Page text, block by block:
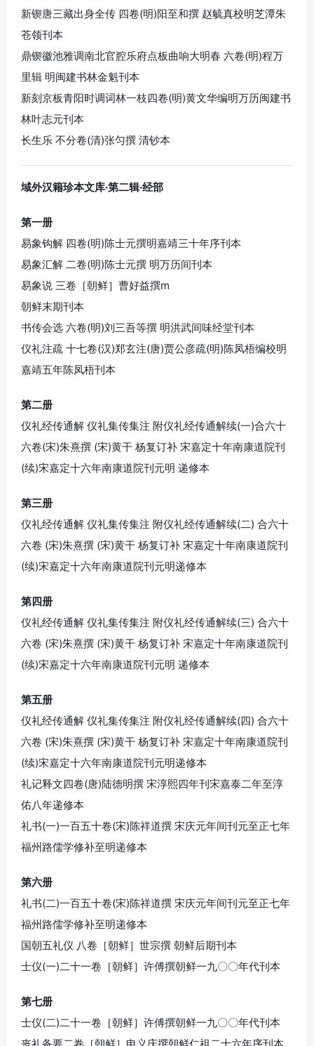
新锲唐三藏出身全传 四卷(明)阳至和撰 赵毓真校明芝潭朱
苍领刊本
鼎锲徽池雅调南北官腔乐府点板曲响大明春 六卷(明)程万
里辑 明闽建书林金魁刊本
新刻京板青阳时调词林一枝四卷(明)黄文华编明万历闽建书
林叶志元刊本
长生乐 不分卷(清)张匀撰 清钞本
域外汉籍珍本文库·第二辑·经部
第一册
易象钩解 四卷(明)陈士元撰明嘉靖三十年序刊本
易象汇解 二卷(明)陈士元撰 明万历间刊本
易象说 三卷［朝鲜］曹好益撰m
朝鲜末期刊本
书传会选 六卷(明)刘三吾等撰 明洪武间味经堂刊本
仪礼注疏 十七卷(汉)郑玄注(唐)贾公彦疏(明)陈凤梧编校明
嘉靖五年陈凤梧刊本
第二册
仪礼经传通解 仪礼集传集注 附仪礼经传通解续(一)合六十
六卷(宋)朱熹撰 (宋)黄干 杨复订补 宋嘉定十年南康道院刊
(续)宋嘉定十六年南康道院刊元明 递修本
第三册
仪礼经传通解 仪礼集传集注 附仪礼经传通解续(二) 合六十
六卷 (宋)朱熹撰 (宋)黄干 杨复订补 宋嘉定十年南康道院刊
(续)宋嘉定十六年南康道院刊元明递修本
第四册
仪礼经传通解 仪礼集传集注 附仪礼经传通解续(三) 合六十
六卷 (宋)朱熹撰 (宋)黄干 杨复订补 宋嘉定十年南康道院刊
(续)宋嘉定十六年南康道院刊元明 递修本
第五册
仪礼经传通解 仪礼集传集注 附仪礼经传通解续(四) 合六十
六卷 (宋)朱熹撰 (宋)黄干 杨复订补 宋嘉定十年南康道院刊
(续)宋嘉定十六年南康道院刊元明递修本
礼记释文四卷(唐)陆德明撰 宋淳熙四年刊宋嘉泰二年至淳
佑八年递修本
礼书(一)一百五十卷(宋)陈祥道撰 宋庆元年间刊元至正七年
福州路儒学修补至明递修本
第六册
礼书(二)一百五十卷(宋)陈祥道撰 宋庆元年间刊元至正七年
福州路儒学修补至明递修本
国朝五礼仪 八卷［朝鲜］世宗撰 朝鲜后期刊本
士仪(一)二十一卷［朝鲜］许傅撰朝鲜一九〇〇年代刊本
第七册
士仪(二)二十一卷［朝鲜］许傅撰朝鲜一九〇〇年代刊本